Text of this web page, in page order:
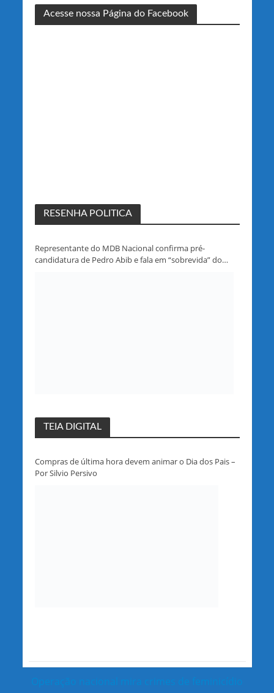
Acesse nossa Página do Facebook
RESENHA POLITICA
Representante do MDB Nacional confirma pré-
candidatura de Pedro Abib e fala em “sobrevida” do
TEIA DIGITAL
Compras de última hora devem animar o Dia dos Pais –
Por Silvio Persivo
Operação nacional mira crimes de feminicídio